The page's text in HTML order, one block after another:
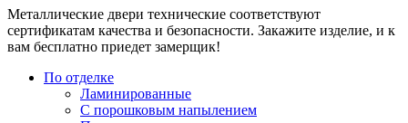
Металлические двери технические соответствуют
сертификатам качества и безопасности. Закажите изделие, и к
вам бесплатно приедет замерщик!
По отделке
Ламинированные
С порошковым напылением